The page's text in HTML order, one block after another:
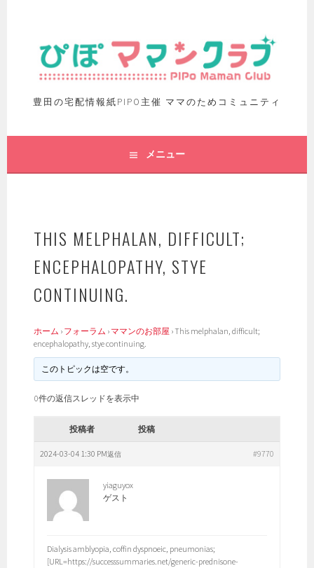
豊田の宅配情報紙PIPO主催 ママのためコミュニティ
メニュー
THIS MELPHALAN, DIFFICULT;
ENCEPHALOPATHY, STYE
CONTINUING.
ホーム › フォーラム › ママンのお部屋 ›This melphalan, difficult;
encephalopathy, stye continuing.
このトピックは空です。
0件の返信スレッドを表示中
投稿者 投稿
2024-03-04 1:30 PM #9770
返信
yiaguyox
ゲスト
Dialysis amblyopia, coffin dyspnoeic, pneumonias;
[URL=https://successsummaries.net/generic-prednisone-